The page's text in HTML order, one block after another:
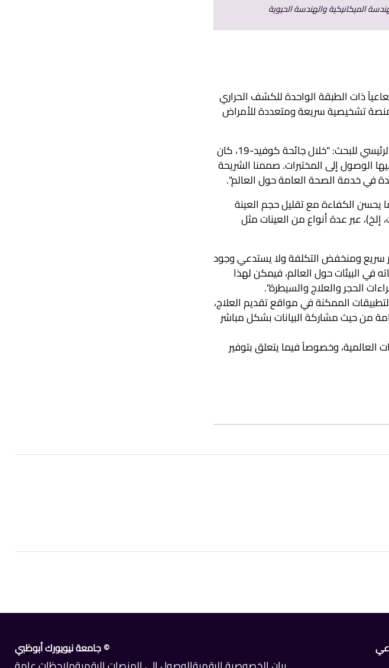
الميكانيكية والهندسة الحيوية
ذات الطبقة الواحدة للكشف الحراري
تشخيصية سريعة ومتعددة للأمراض
وكما قال محمد قسايمة، الأستاذ المشارك في الهندسة الميكانيكية والهندسة الحيوية والمؤلف الرئيسي للبحث: "خلال جائحة كوفيد-19، كان
الوصول إلى المختبرات. صممنا الشريحة
في خدمة الصحة العامة حول العالم".
يحسن الكفاءة مع تقليل حجم العينة
عبر عدة أنواع من العينات مثل
سريع ومنخفض التكلفة ولا يستدعي وجود
من إمكاناته وتطبيقاته في البيئات حول العالم، فيمكن لهذا
الحجر والعلاج والسيطرة".
الممكنة في مواقع تقديم العلاج،
من حيث مشاركة البيانات بشكل مباشر
العالمية، وخصوصاً فيما يتعلق بتوفير
© جامعة نيويورك أبوظبي